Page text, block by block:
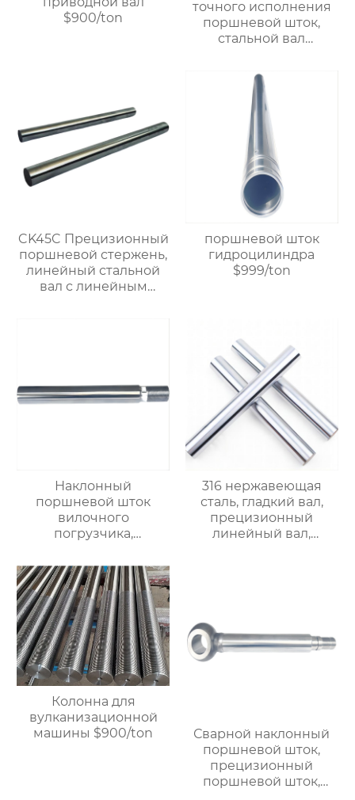
$900/ton
точного исполнения
поршневой шток,
стальной вал
хромированный и
полый вал.$799/ton
CK45C Прецизионный
поршневой стержень,
линейный стальной
вал с линейным
поршневой шток
гидроцилиндра
$999/ton
Наклонный
поршневой шток
вилочного
погрузчика,
поршневой шток,
линейный стальной
вал, линейный
подшипниковый вал,
жесткий
хромированный
полированный вал,
доступна
продажа с завода.
316 нержавеющая
сталь, гладкий вал,
прецизионный
линейный вал,
полый вал.$950/Ton
Колонна для
вулканизационной
машины $900/ton
Сварной наклонный
поршневой шток,
прецизионный
поршневой шток,